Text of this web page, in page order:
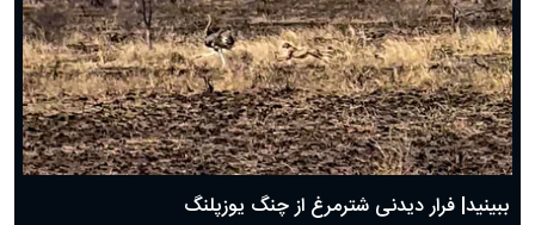
ببینید| فرار دیدنی شترمرغ از چنگ یوزپلنگ